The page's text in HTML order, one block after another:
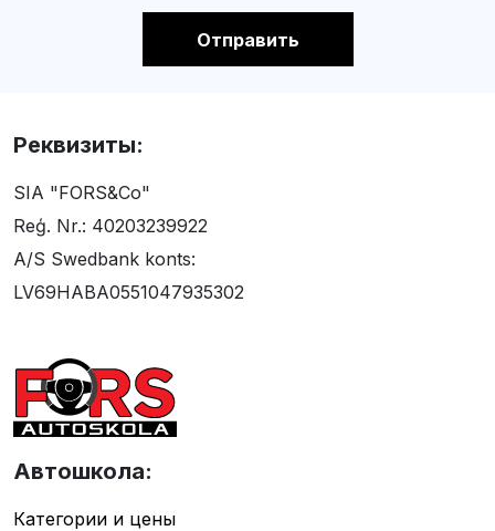
Отправить
Реквизиты:
SIA "FORS&Co"
Reģ. Nr.: 40203239922
A/S Swedbank konts:
LV69HABA0551047935302
Автошкола:
Категории и цены